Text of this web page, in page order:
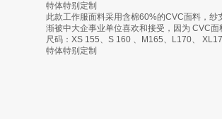
特体特别定制
此款工作服面料采用含棉60%的CVC面料，
渐被中大企事业单位喜欢和接受，因为 CVC
尺码：XS 155、S 160 、M165、L170、
特体特别定制